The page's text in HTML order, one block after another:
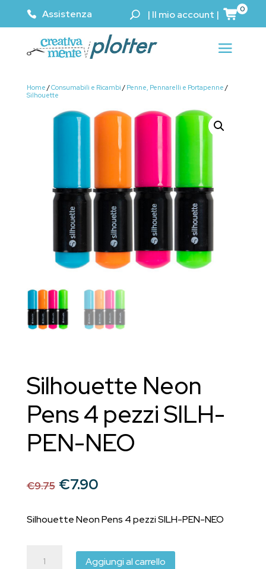
Assistenza | Il mio account | 0
Home /Consumabili e Ricambi / Penne, Pennarelli e Portapenne /
Silhouette
Silhouette Neon
Pens 4 pezzi SILH-
PEN-NEO
€9.75 Il
originale
€9.75.
€7.90Il
attuale
€7.90.
Silhouette Neon Pens 4 pezzi SILH-PEN-NEO
Aggiungi al carrello